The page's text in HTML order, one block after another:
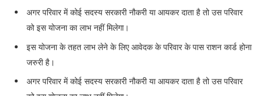
अगर परिवार में कोई सदस्य सरकारी नौकरी या आयकर दाता है तो उस परिवार
को इस योजना का लाभ नहीं मिलेगा।
इस योजना के तहत लाभ लेने के लिए आवेदक के परिवार के पास राशन कार्ड होना
जरुरी है।
अगर परिवार में कोई सदस्य सरकारी नौकरी या आयकर दाता है तो उस परिवार